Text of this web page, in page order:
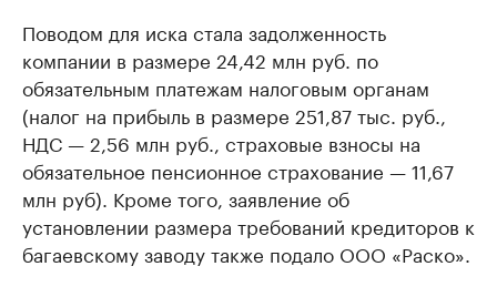
Поводом для иска стала задолженность
компании в размере 24,42 млн руб. по
обязательным платежам налоговым органам
(налог на прибыль в размере 251,87 тыс. руб.,
НДС — 2,56 млн руб., страховые взносы на
обязательное пенсионное страхование — 11,67
млн руб). Кроме того, заявление об
установлении размера требований кредиторов к
багаевскому заводу также подало ООО «Раско».